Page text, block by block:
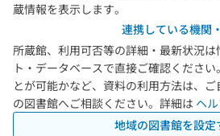
蔵情報を表示します。
連携している機関
所蔵館、利用可否等の詳細・最新状況
ト・データベースで直接ご確認くださ
とが可能かなど、資料の利用方法は、
の図書館へご相談ください。詳細は ヘ
地域の図書館を設定